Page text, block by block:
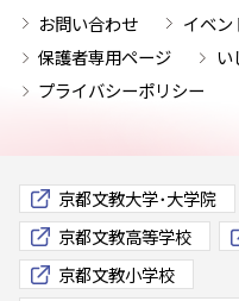
お問い合わせ
イベン
保護者専用ページ
い
プライバシーポリシー
京都文教大学･大学院
京都文教高等学校
京都文教小学校